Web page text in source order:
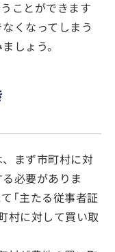
ことができます
くなってしまう
しょう。
まず市町村に対
必要がありま
「主たる従事者証
村に対して買い取